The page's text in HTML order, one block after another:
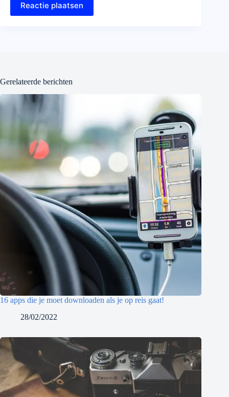
Reactie plaatsen
Gerelateerde berichten
16 apps die je moet downloaden als je op reis gaat!
28/02/2022